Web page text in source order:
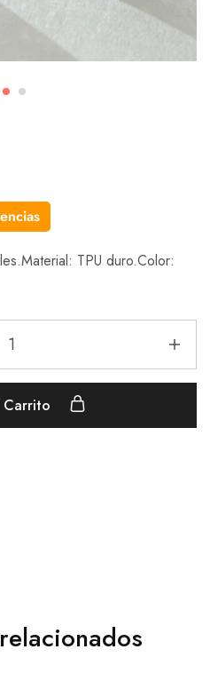
TPU duro.Color: